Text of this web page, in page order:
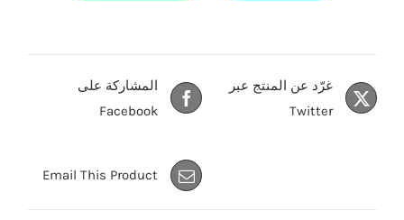
المشاركة على
Facebook
غرّد عن المنتج عبر
Twitter
Email This Product